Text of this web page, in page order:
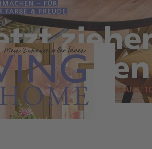
springen
04/2026